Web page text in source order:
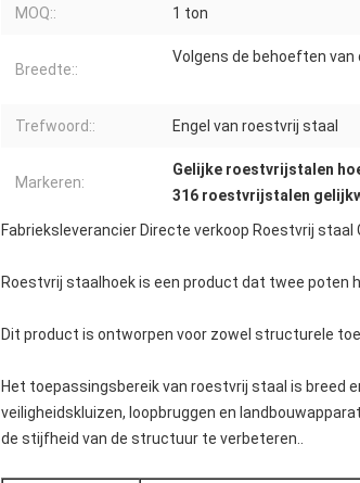
MOQ:: 1 ton
Breedte::
Volgens de behoeften van
Trefwoord:: Engel van roestvrij staal
Markeren:
Gelijke roestvrijstalen
316 roestvrijstalen
Fabrieksleverancier Directe verkoop Roestvrij staal
Roestvrij staalhoek is een product dat twee poten
Dit product is ontworpen voor zowel structurele
Het toepassingsbereik van roestvrij staal is breed
veiligheidskluizen, loopbruggen en
de stijfheid van de structuur te verbeteren..